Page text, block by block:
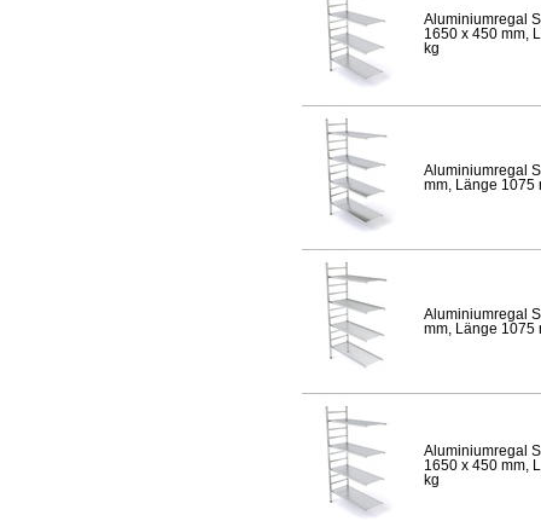
Aluminiumregal
1650 x 450 mm,
kg
Aluminiumregal
mm, Länge 1075
Aluminiumregal
mm, Länge 1075
Aluminiumregal
1650 x 450 mm,
kg